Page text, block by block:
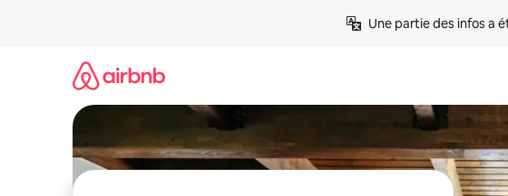
Une partie des infos a